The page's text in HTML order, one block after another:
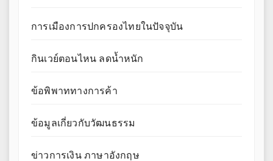
การเมืองการปกครองไทยในปัจจุบัน
กินเวย์ตอนไหน ลดน้ำหนัก
ข้อพิพาททางการค้า
ข้อมูลเกี่ยวกับวัฒนธรรม
ข่าวการเงิน ภาษาอังกฤษ